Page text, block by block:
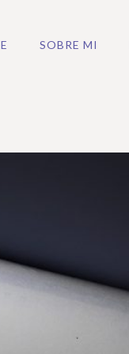
SOBRE MI